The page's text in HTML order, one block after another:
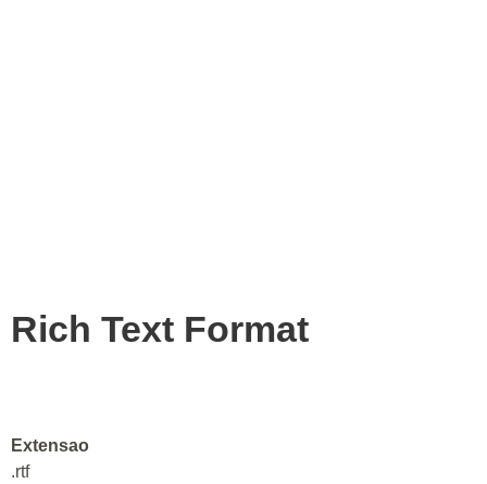
Rich Text Format
Extensao
.rtf